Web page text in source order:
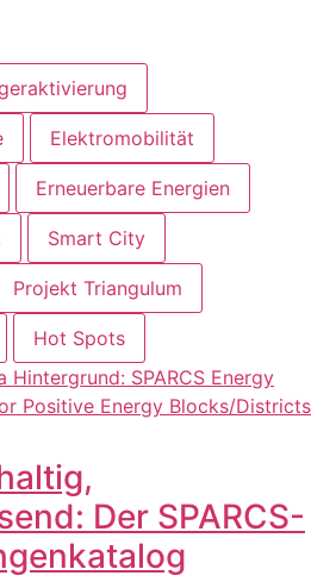
Elektromobilität
Erneuerbare Energien
Smart City
Projekt Triangulum
Hot Spots
Der SPARCS-